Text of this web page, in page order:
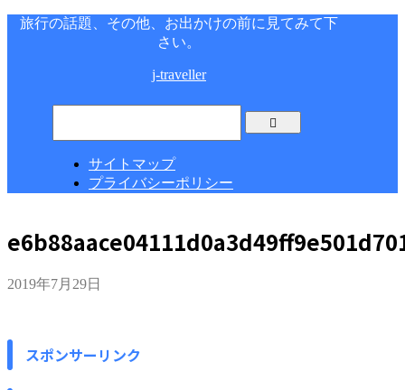
旅行の話題、その他、お出かけの前に見てみて下
さい。
j-traveller
サイトマップ
プライバシーポリシー
2019年7月29日
スポンサーリンク